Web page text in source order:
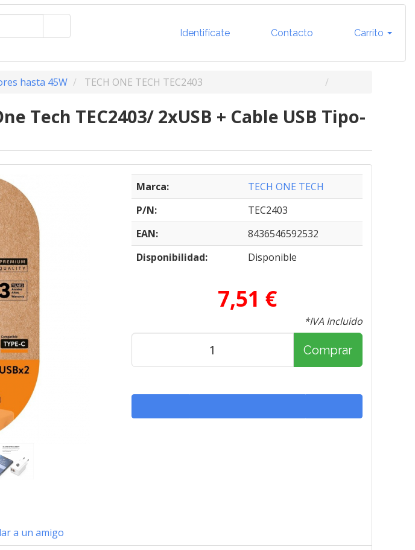
Identifícate Contacto Carrito
hasta 45W TECH ONE TECH TEC2403
Tech TEC2403/ 2xUSB + Cable USB Tipo-
Marca:
TECH ONE TECH
P/N:
TEC2403
EAN:
8436546592532
Disponibilidad:
Disponible
7,51 €
*IVA Incluido
Comprar
a un amigo